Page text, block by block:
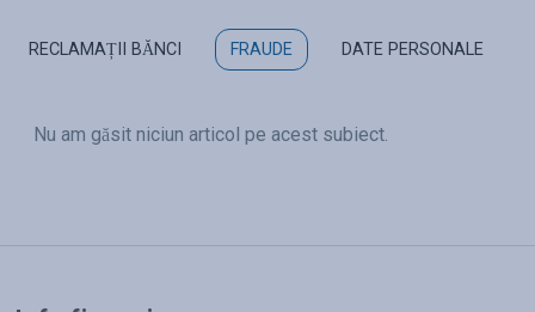
RECLAMAȚII BĂNCI FRAUDE DATE PERSONALE
Nu am găsit niciun articol pe acest subiect.